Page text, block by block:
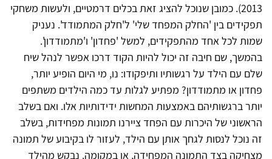
2013). כמובן שנוכל להציג זאת בכלים דרמטיים, ולעשות משחקי
תפקידים בין 'החלק המפחד שלי' ל'חלק המתמודד'. נעניק
שמות לכל אחד מהתפקידים, למשל 'פחדון' ו'מתמודדון'.
בהמשך, שם חיבה זה יכול להיות הקוד דרכו אפשר לנהל שיח
שלם עם הילד על רגשותיו ותיפקודו: נו, מי היום הופיע יותר,
פחדון או מתמודדון? מפתיע לגלות עד כמה הילדים משתפים
יותר ברגשותיהם באמצעות המחשות ידידותיות אלו. ואם בשלב
הראשוני של היכרות עם הפחד ציירנו תמונות מפחידות, בשלב
זה נוכל לנסות לגחך אותן עם הילד, לעזור לו בקיבוע של תמונה
מצחיקה בצד התמונה המפחידה, או במקומה. נבקש מהילד